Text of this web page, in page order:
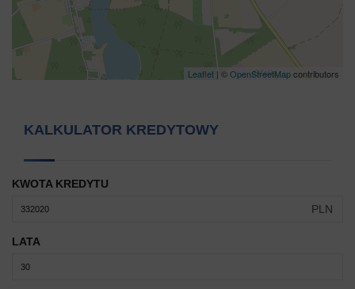
Leaflet | ©OpenStreetMapcontributors
KALKULATOR KREDYTOWY
KWOTA KREDYTU
PLN
LATA